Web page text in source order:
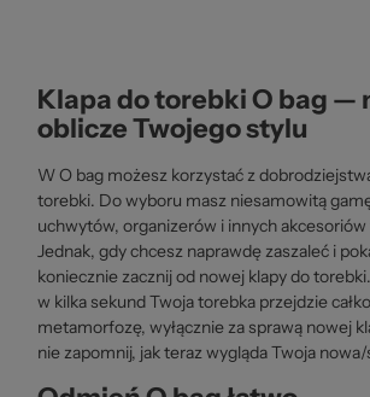
Klapa do torebki O bag —
oblicze Twojego stylu
W O bag możesz korzystać z
torebki. Do wyboru masz niesamowitą
uchwytów, organizerów i innych
Jednak, gdy chcesz naprawdę zaszaleć i
koniecznie zacznij od nowej klapy do
w kilka sekund Twoja torebka przejdzie
metamorfozę, wyłącznie za sprawą nowej
nie zapomnij, jak teraz wygląda Twoja